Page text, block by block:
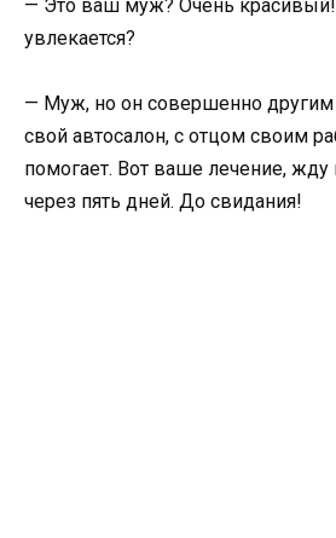
— Это ваш муж? Очень
увлекается?
— Муж, но он совершенно другим
свой автосалон, с отцом своим
помогает. Вот ваше лечение,
через пять дней. До свидания!